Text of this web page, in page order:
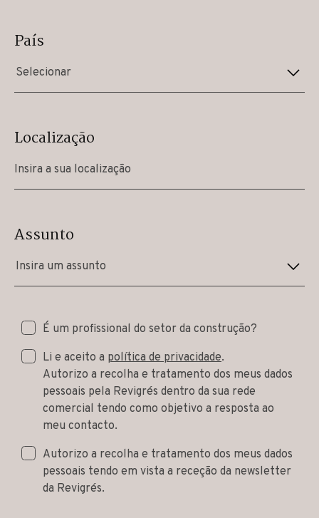
País
Selecionar
Localização
Assunto
Insira um assunto
É um profissional do setor da construção?
Li e aceito a política de privacidade.
Autorizo a recolha e tratamento dos meus dados
pessoais pela Revigrés dentro da sua rede
comercial tendo como objetivo a resposta ao
meu contacto.
Autorizo a recolha e tratamento dos meus dados
pessoais tendo em vista a receção da newsletter
da Revigrés.